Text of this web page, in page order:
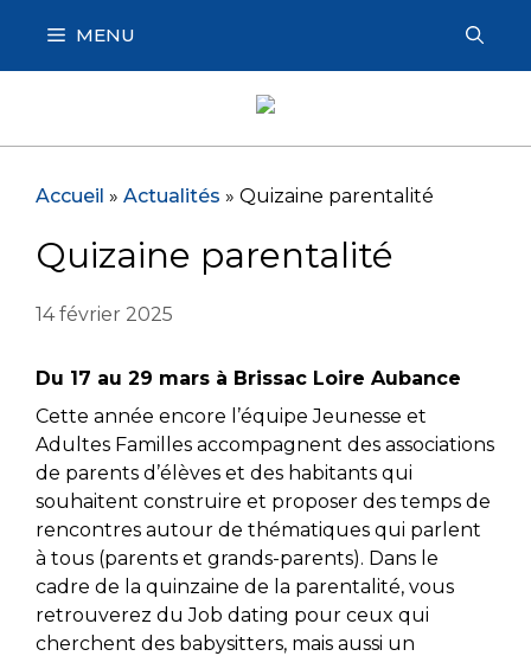
contenu
MENU
Accueil » Actualités » Quizaine parentalité
Quizaine parentalité
14 février 2025
Du 17 au 29 mars à Brissac Loire Aubance
Cette année encore l’équipe Jeunesse et
Adultes Familles accompagnent des associations
de parents d’élèves et des habitants qui
souhaitent construire et proposer des temps de
rencontres autour de thématiques qui parlent
à tous (parents et grands-parents). Dans le
cadre de la quinzaine de la parentalité, vous
retrouverez du Job dating pour ceux qui
cherchent des babysitters, mais aussi un